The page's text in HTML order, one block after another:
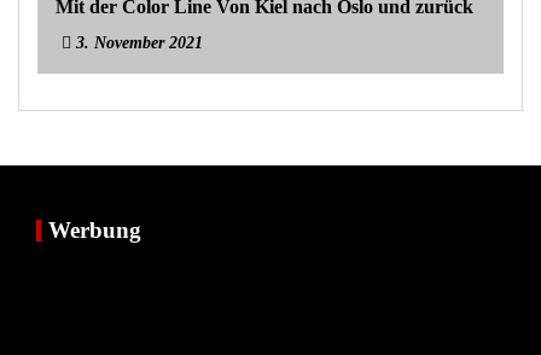
Mit der Color Line Von Kiel nach Oslo und zurück
3. November 2021
Werbung